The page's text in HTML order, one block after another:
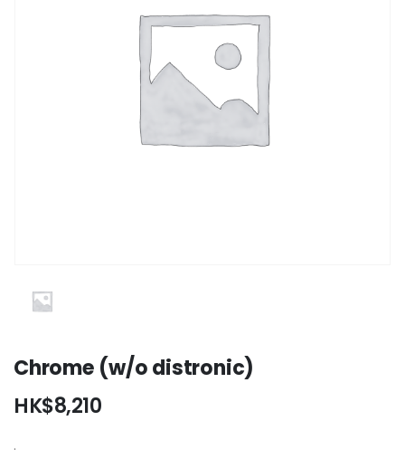
Chrome (w/o distronic)
HK$8,210
.